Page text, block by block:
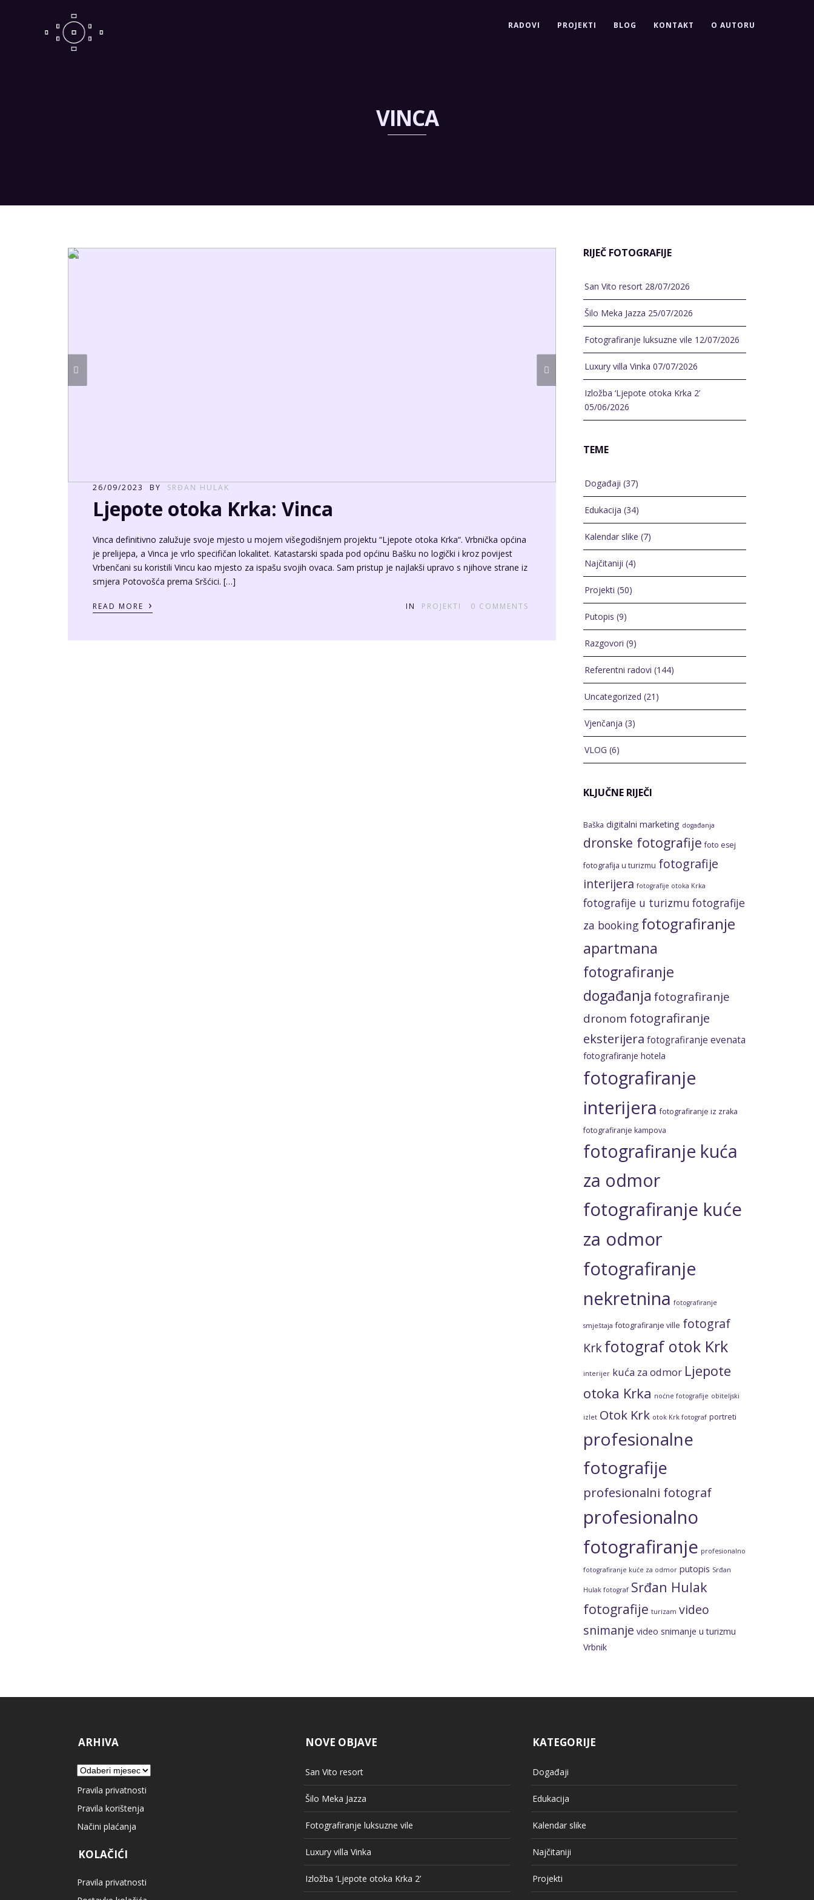
RADOVI PROJEKTI BLOG KONTAKT O AUTORU
VINCA
26/09/2023 BY SRĐAN HULAK
Ljepote otoka Krka: Vinca
Vinca definitivno zalužuje svoje mjesto u mojem višegodišnjem projektu “Ljepote otoka Krka“. Vrbnička općina
je prelijepa, a Vinca je vrlo specifičan lokalitet. Katastarski spada pod općinu Bašku no logički i kroz povijest
Vrbenčani su koristili Vincu kao mjesto za ispašu svojih ovaca. Sam pristup je najlakši upravo s njihove strane iz
smjera Potovošća prema Sršćici. […]
READ MORE › IN PROJEKTI 0 COMMENTS
RIJEČ FOTOGRAFIJE
San Vito resort 28/07/2026
Šilo Meka Jazza 25/07/2026
Fotografiranje luksuzne vile 12/07/2026
Luxury villa Vinka 07/07/2026
Izložba ‘Ljepote otoka Krka 2’
05/06/2026
TEME
Događaji (37)
Edukacija (34)
Kalendar slike (7)
Najčitaniji (4)
Projekti (50)
Putopis (9)
Razgovori (9)
Referentni radovi (144)
Uncategorized (21)
Vjenčanja (3)
VLOG (6)
KLJUČNE RIJEČI
Baška digitalni marketing događanja
dronske fotografije foto esej
fotografija u turizmu fotografije
interijera fotografije otoka Krka
fotografije u turizmu fotografije
za booking fotografiranje
apartmana
fotografiranje
događanja fotografiranje
dronom fotografiranje
eksterijera fotografiranje evenata
fotografiranje hotela
fotografiranje
interijera fotografiranje iz zraka
fotografiranje kampova
fotografiranje kuća
za odmor
fotografiranje kuće
za odmor
fotografiranje
nekretnina fotografiranje
smještaja fotografiranje ville fotograf
Krkfotograf otok Krk
interijer kuća za odmor Ljepote
otoka Krka noćne fotografije obiteljski
izlet Otok Krk otok Krk fotograf portreti
profesionalne
fotografije
profesionalni fotograf
profesionalno
fotografiranje profesionalno
fotografiranje kuće za odmor putopis Srđan
Hulak fotograf Srđan Hulak
fotografije turizam video
snimanje video snimanje u turizmu
Vrbnik
ARHIVA
Arhiva
Pravila privatnosti
Pravila korištenja
Načini plaćanja
KOLAČIĆI
Pravila privatnosti
NOVE OBJAVE
San Vito resort
Šilo Meka Jazza
Fotografiranje luksuzne vile
Luxury villa Vinka
Izložba ‘Ljepote otoka Krka 2’
KATEGORIJE
Događaji
Edukacija
Kalendar slike
Najčitaniji
Projekti